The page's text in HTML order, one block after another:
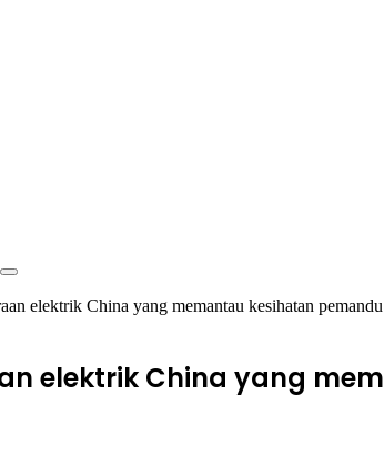
Search
elektrik China yang memantau kesihatan
elektrik China yang